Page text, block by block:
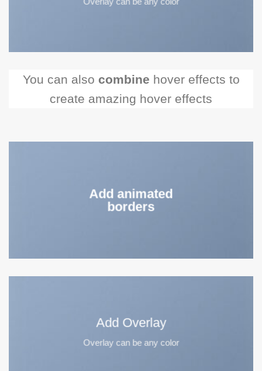
You can also combine hover effects to
create amazing hover effects
Add animated
borders
Add Overlay
Overlay can be any color